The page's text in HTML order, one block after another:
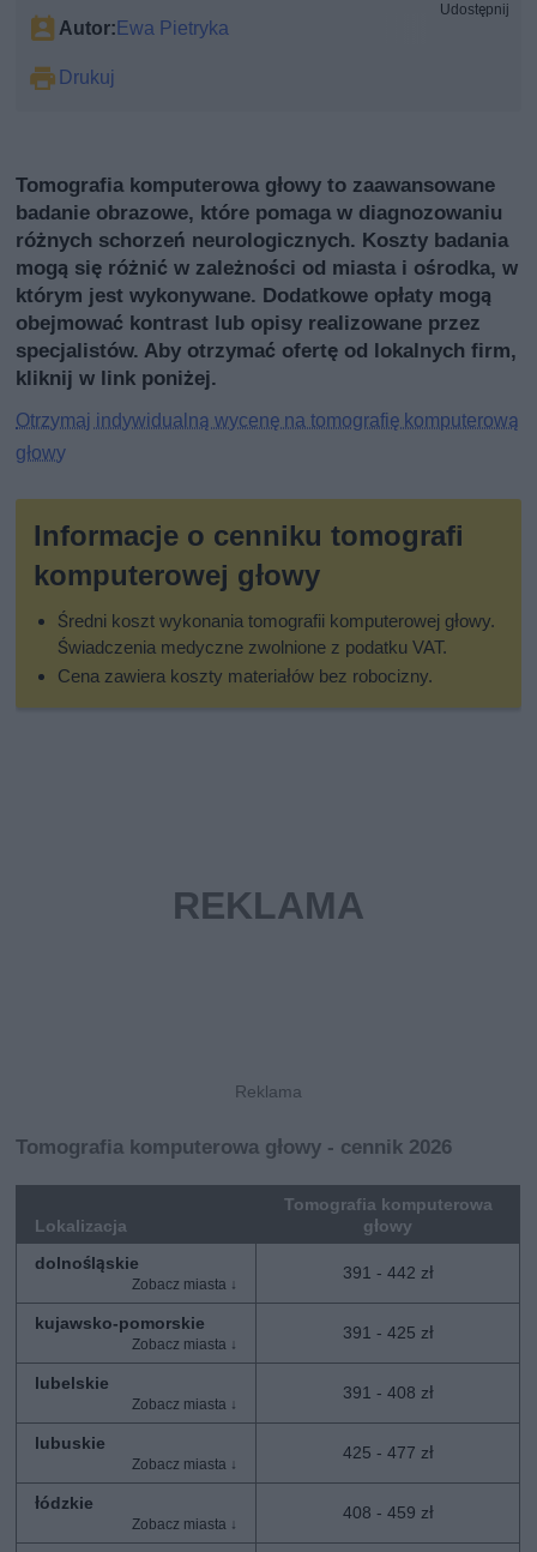
Autor:Ewa Pietryka
Drukuj
Udostępnij
Tomografia komputerowa głowy to zaawansowane
badanie obrazowe, które pomaga w diagnozowaniu
różnych schorzeń neurologicznych. Koszty badania
mogą się różnić w zależności od miasta i ośrodka, w
którym jest wykonywane. Dodatkowe opłaty mogą
obejmować kontrast lub opisy realizowane przez
specjalistów. Aby otrzymać ofertę od lokalnych firm,
kliknij w link poniżej.
Otrzymaj indywidualną wycenę na tomografię komputerową
głowy
Informacje o cenniku tomografi
komputerowej głowy
Średni koszt wykonania tomografii komputerowej głowy.
Świadczenia medyczne zwolnione z podatku VAT.
Cena zawiera koszty materiałów bez robocizny.
Tomografia komputerowa głowy - cennik 2026
Lokalizacja
Tomografia komputerowa
głowy
dolnośląskie
391 - 442 zł
kujawsko-pomorskie 391 - 425 zł
lubelskie 391 - 408 zł
lubuskie 425 - 477 zł
łódzkie 408 - 459 zł